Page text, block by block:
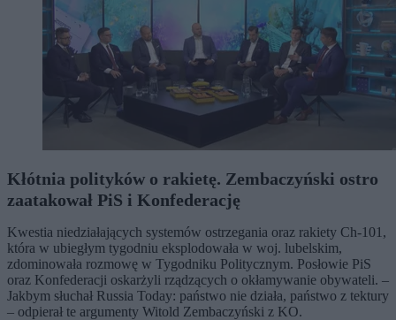
Kłótnia polityków o rakietę. Zembaczyński ostro
zaatakował PiS i Konfederację
Kwestia niedziałających systemów ostrzegania oraz rakiety Ch-101,
która w ubiegłym tygodniu eksplodowała w woj. lubelskim,
zdominowała rozmowę w Tygodniku Politycznym. Posłowie PiS
oraz Konfederacji oskarżyli rządzących o okłamywanie obywateli. –
Jakbym słuchał Russia Today: państwo nie działa, państwo z tektury
– odpierał te argumenty Witold Zembaczyński z KO.